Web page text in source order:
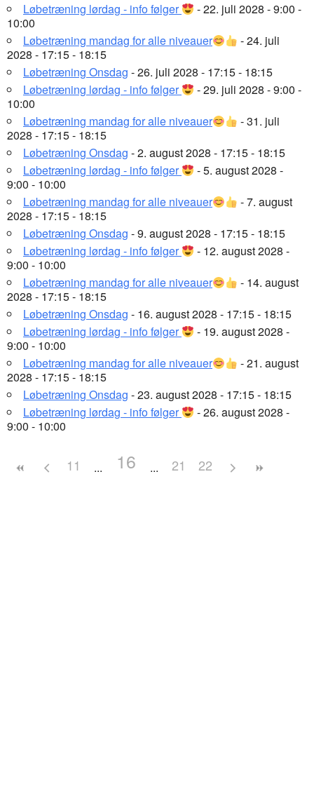
Løbetræning lørdag - info følger
- 22. juli 2028 - 9:00 -
10:00
Løbetræning mandag for alle niveauer
- 24. juli
2028 - 17:15 - 18:15
Løbetræning Onsdag - 26. juli 2028 - 17:15 - 18:15
Løbetræning lørdag - info følger
- 29. juli 2028 - 9:00 -
10:00
Løbetræning mandag for alle niveauer
- 31. juli
2028 - 17:15 - 18:15
Løbetræning Onsdag - 2. august 2028 - 17:15 - 18:15
Løbetræning lørdag - info følger
- 5. august 2028 -
9:00 - 10:00
Løbetræning mandag for alle niveauer
- 7. august
2028 - 17:15 - 18:15
Løbetræning Onsdag - 9. august 2028 - 17:15 - 18:15
Løbetræning lørdag - info følger
- 12. august 2028 -
9:00 - 10:00
Løbetræning mandag for alle niveauer
- 14. august
2028 - 17:15 - 18:15
Løbetræning Onsdag - 16. august 2028 - 17:15 - 18:15
Løbetræning lørdag - info følger
- 19. august 2028 -
9:00 - 10:00
Løbetræning mandag for alle niveauer
- 21. august
2028 - 17:15 - 18:15
Løbetræning Onsdag - 23. august 2028 - 17:15 - 18:15
Løbetræning lørdag - info følger
- 26. august 2028 -
9:00 - 10:00
11 16 21 22